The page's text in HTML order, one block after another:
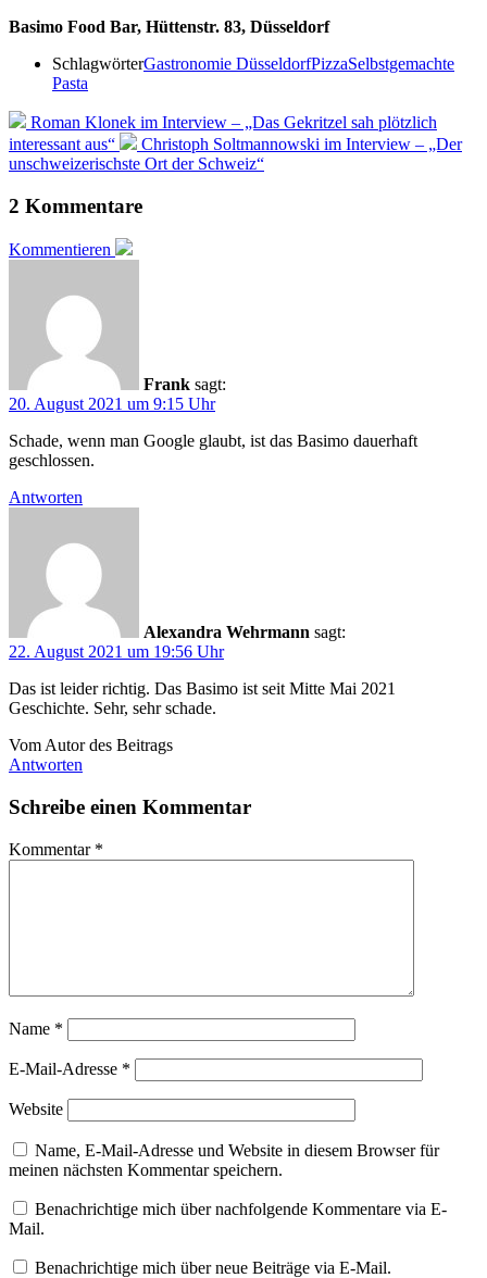
Basimo Food Bar, Hüttenstr. 83, Düsseldorf
SchlagwörterGastronomie DüsseldorfPizzaSelbstgemachte
Pasta
Roman Klonek im Interview – „Das Gekritzel sah plötzlich
interessant aus“
Christoph Soltmannowski im Interview – „Der
unschweizerischste Ort der Schweiz“
2 Kommentare
Kommentieren
Frank sagt:
20. August 2021 um 9:15 Uhr
Schade, wenn man Google glaubt, ist das Basimo dauerhaft
geschlossen.
Antworten
Alexandra Wehrmann sagt:
22. August 2021 um 19:56 Uhr
Das ist leider richtig. Das Basimo ist seit Mitte Mai 2021
Geschichte. Sehr, sehr schade.
Vom Autor des Beitrags
Antworten
Schreibe einen Kommentar
Kommentar *
Name *
E-Mail-Adresse *
Website
Name, E-Mail-Adresse und Website in diesem Browser für
meinen nächsten Kommentar speichern.
Benachrichtige mich über nachfolgende Kommentare via E-
Mail.
Benachrichtige mich über neue Beiträge via E-Mail.